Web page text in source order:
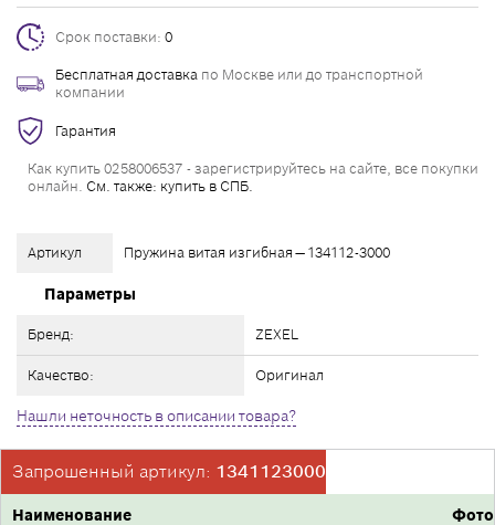
Артикул Пружина витая изгибная — 134112-3000
Параметры
Бренд: ZEXEL
Качество: Оригинал
Нашли неточность в описании товара?
Срок поставки: 0
Бесплатная доставка по Москве или до транспортной
компании
Гарантия
Как купить 0258006537 - зарегистрируйтесь на сайте, все покупки
онлайн. См. также: купить в СПБ.
Запрошенный артикул: 1341123000
Фото
Наименование